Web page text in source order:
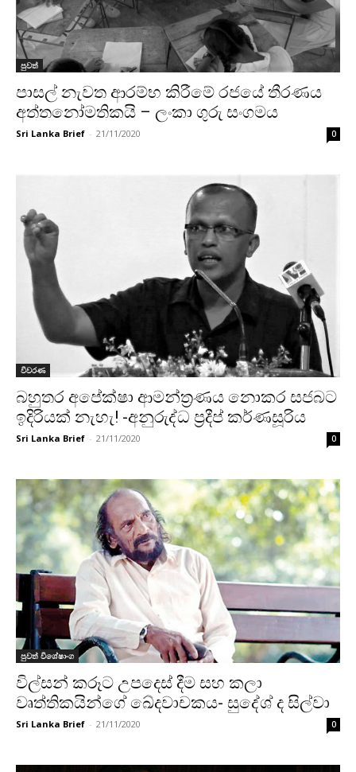
පුවත්
පාසල් නැවත ආරම්භ කිරීමේ රජයේ තීරණය
අත්තනෝමතිකයි – ලංකා ගුරු සංගමය
Sri Lanka Brief - 21/11/2020 0
විවරණ
බහුතර අපේක්ෂා ආමන්ත්‍රණය නොකර සජබට
ඉදිරියක් නැහැ! -අනුරුද්ධ ප්‍රදීප් කර්ණසූරිය
Sri Lanka Brief - 21/11/2020 0
පුවත් විශේෂාංග
විල්සන් කරූට උපදෙස් දීම සහ කලා
වෘත්තිකයින්ගේ ඛේදවාචකය- සුදේශ් ද සිල්වා
Sri Lanka Brief - 21/11/2020 0